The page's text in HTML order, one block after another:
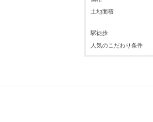
土地面積
駅徒歩
人気のこだわり条件